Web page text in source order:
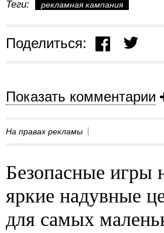
Теги: рекламная кампания
Поделиться:
Показать комментарии
На правах рекламы
Безопасные игры
яркие надувные
для самых